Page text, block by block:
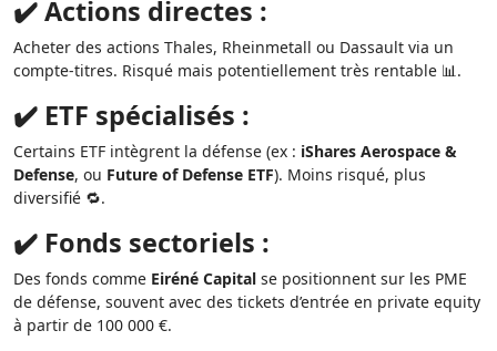
✔️ Actions directes :
Acheter des actions Thales, Rheinmetall ou Dassault via un
compte-titres. Risqué mais potentiellement très rentable 📊.
✔️ ETF spécialisés :
Certains ETF intègrent la défense (ex : iShares Aerospace &
Defense, ou Future of Defense ETF). Moins risqué, plus
diversifié 🔁.
✔️ Fonds sectoriels :
Des fonds comme Eiréné Capital se positionnent sur les PME
de défense, souvent avec des tickets d’entrée en private equity
à partir de 100 000 €.